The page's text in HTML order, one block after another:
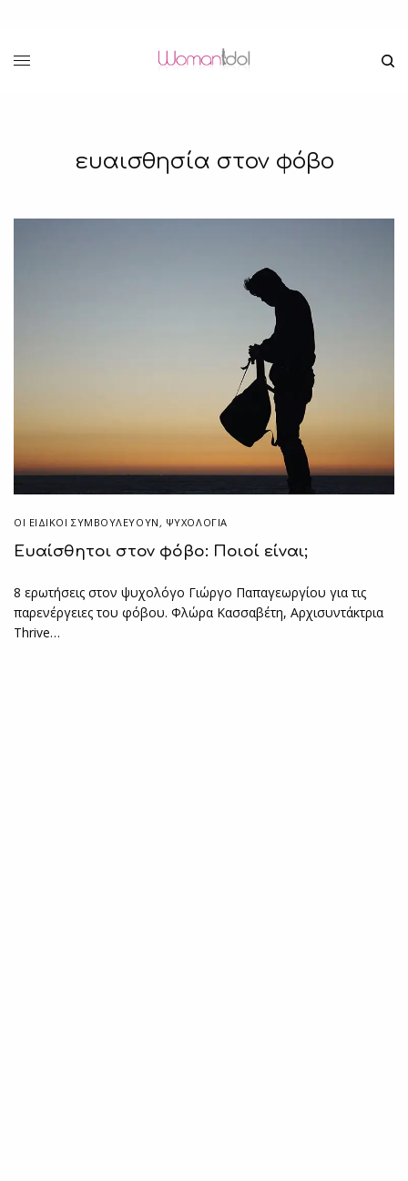
ευαισθησία στον φόβο
ΟΙ ΕΙΔΙΚΟΊ ΣΥΜΒΟΥΛΕΎΟΥΝ , ΨΥΧΟΛΟΓΙΑ
Ευαίσθητοι στον φόβο: Ποιοί είναι;
8 ερωτήσεις στον ψυχολόγο Γιώργο Παπαγεωργίου για τις
παρενέργειες του φόβου. Φλώρα Κασσαβέτη, Αρχισυντάκτρια
Thrive…